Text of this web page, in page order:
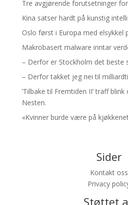
Tre avgjørende forutsetninger
Kina satser hardt på kunstig
Oslo først i Europa med elsykkel
Makrobasert malware inntar
– Derfor er Stockholm det beste
– Derfor takket jeg nei til
’Tilbake til Fremtiden II’ traff
Nesten.
«Kvinner burde være på
Sider
Kontakt oss
Privacy
Støttet